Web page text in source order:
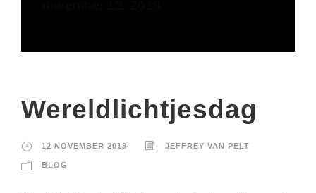
Wereldlichtjesdag
12 NOVEMBER 2018 JEFFREY VAN PELT
BLOG